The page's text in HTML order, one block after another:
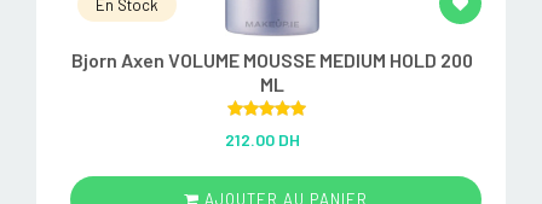
En Stock
Bjorn Axen VOLUME MOUSSE MEDIUM HOLD 200
ML
out of 5
212.00 DH
AJOUTER AU PANIER